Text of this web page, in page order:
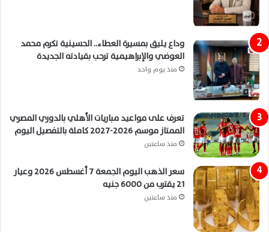
وداع يليق بمسيرة العطاء.. الحسينية تكرم محمد
العوضي والإبراهيمية ترحب بقيادته الجديدة
منذ يوم واحد
تعرف على مواعيد مباريات الأهلي بالدوري المصري
الممتاز موسم 2026-2027 كاملة بالتفصيل اليوم
منذ ساعتين
سعر الذهب اليوم الجمعة 7 أغسطس 2026 وعيار
21 يقترب من 6000 جنيه
منذ ساعتين